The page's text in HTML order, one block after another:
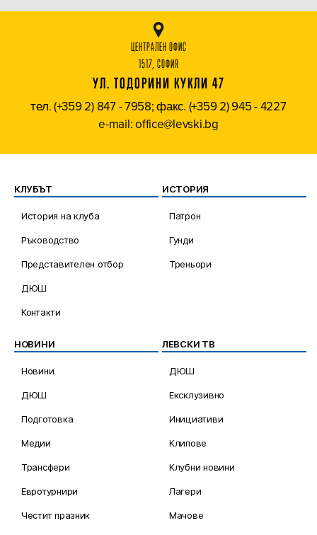
ЦЕНТРАЛЕН ОФИС
1517, СОФИЯ
УЛ. ТОДОРИНИ КУКЛИ 47
тел. (+359 2) 847 - 7958; факс. (+359 2) 945 - 4227
e-mail: office@levski.bg
КЛУБЪТ
История на клуба
Ръководство
Представителен отбор
ДЮШ
Контакти
ИСТОРИЯ
Патрон
Гунди
Треньори
НОВИНИ
Новини
ДЮШ
Подготовка
Медии
Трансфери
Евротурнири
Честит празник
ЛЕВСКИ ТВ
ДЮШ
Ексклузивно
Инициативи
Клипове
Клубни новини
Лагери
Мачове